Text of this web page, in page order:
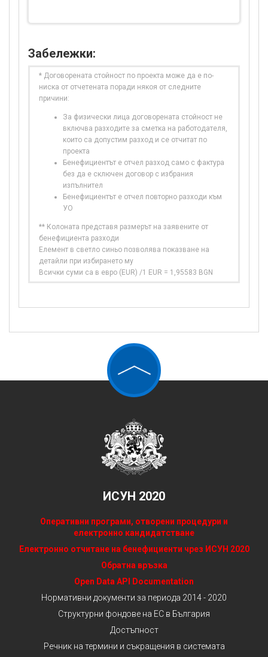
Забележки:
* Договорената стойност по проекта може да е по-
ниска от отчетената поради някоя от следните
причини:
За физически лица договорената стойност не
включва разходите за сметка на работодателя,
които са допустим разход и се отчитат по
проекта
Бенефициентът е отчел разход само с фактура
без да е сключен договор с избрания
изпълнител
Бенефициентът е отчел повторно разходи към
УО
** Колоната представя размерът на заявените от
бенефициента разходи
Елемент в светло синьо позволява показване на
детайли при избирането му
Всички суми са в евро (EUR) /1 EUR = 1,95583 BGN
ИСУН 2020
Оперативни програми, отворени процедури и
електронно кандидатстване
Електронно отчитане на бенефициенти чрез ИСУН 2020
Обратна връзка
Open Data API Documentation
Нормативни документи за периода 2014 - 2020
Структурни фондове на ЕС в България
Достъпност
Речник на термини и съкращения в системата